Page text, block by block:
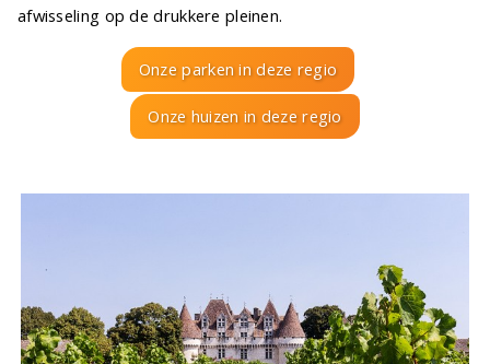
afwisseling op de drukkere pleinen.
Onze parken in deze regio
Onze huizen in deze regio